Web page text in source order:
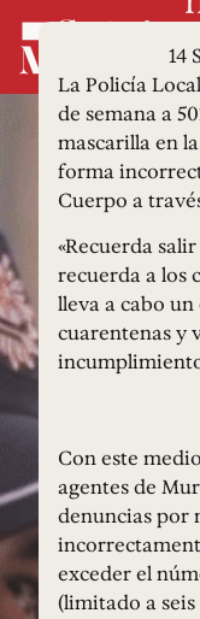
14
La Policía
de semana a
mascarilla en
forma
Cuerpo a
«Recuerda
recuerda a los
lleva a cabo
cuarentenas y
Con este
agentes de
denuncias por
exceder el
(limitado a